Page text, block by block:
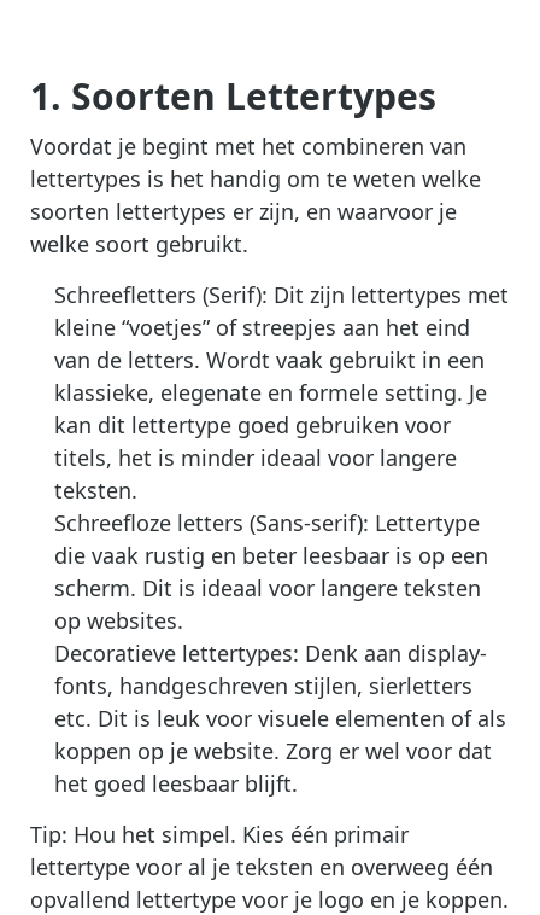
1. Soorten Lettertypes
Voordat je begint met het combineren van
lettertypes is het handig om te weten welke
soorten lettertypes er zijn, en waarvoor je
welke soort gebruikt.
Schreefletters (Serif): Dit zijn lettertypes met
kleine “voetjes” of streepjes aan het eind
van de letters. Wordt vaak gebruikt in een
klassieke, elegenate en formele setting. Je
kan dit lettertype goed gebruiken voor
titels, het is minder ideaal voor langere
teksten.
Schreefloze letters (Sans-serif): Lettertype
die vaak rustig en beter leesbaar is op een
scherm. Dit is ideaal voor langere teksten
op websites.
Decoratieve lettertypes: Denk aan display-
fonts, handgeschreven stijlen, sierletters
etc. Dit is leuk voor visuele elementen of als
koppen op je website. Zorg er wel voor dat
het goed leesbaar blijft.
Tip: Hou het simpel. Kies één primair
lettertype voor al je teksten en overweeg één
opvallend lettertype voor je logo en je koppen.